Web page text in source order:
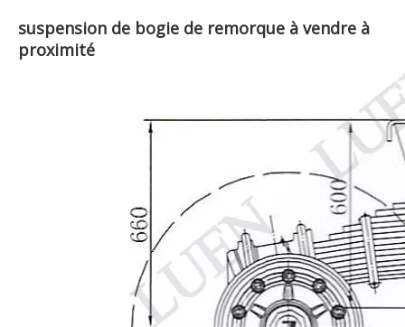
suspension de bogie de remorque à vendre à
proximité